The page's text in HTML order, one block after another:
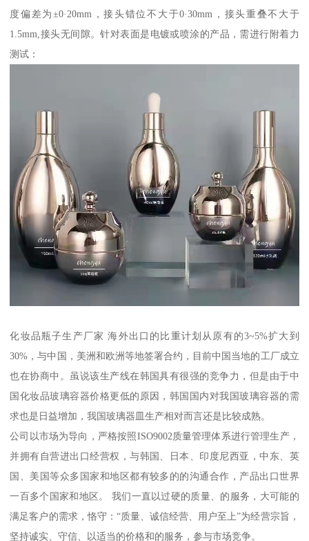
度偏差为±0·20mm，接头错位不大于0·30mm，接头重叠不大于
1.5mm,接头无间隙。针对表面是电镀或喷涂的产品，需进行附着力
测试：
化妆品瓶子生产厂家 海外出口的比重计划从原有的3~5%扩大到
30%，与中国，美洲和欧洲等地签署合约，目前中国当地的工厂成立
也在协商中。虽说该生产线在韩国具有很强的竞争力，但是由于中
国化妆品玻璃容器价格更低的原因，韩国国内对我国玻璃容器的需
求也是日益增加，我国玻璃器皿生产相对而言还是比较成熟。
公司以市场为导向，严格按照ISO9002质量管理体系进行管理生产，
并拥有自营进出口经营权，与韩国、日本、印度尼西亚，中东、英
国、美国等众多国家和地区都有较多的的沟通合作，产品出口世界
一百多个国家和地区。 我们一直以过硬的质量、的服务，大可能的
满足客户的需求，恪守：“质量、诚信经营、用户至上”为经营宗旨，
坚持诚实、守信、以适当的价格和的服务，参与市场竞争。